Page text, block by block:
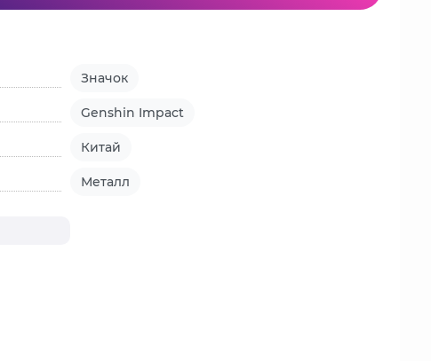
Значок
Genshin Impact
Китай
Металл